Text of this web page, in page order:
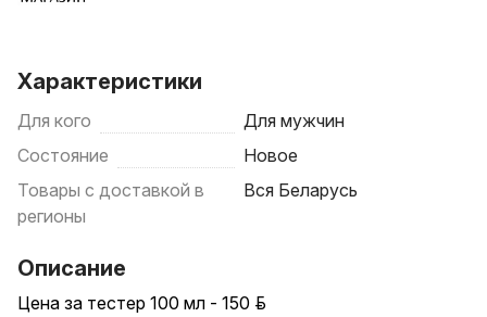
Характеристики
Для кого
Для мужчин
Состояние
Новое
Товары с доставкой в
регионы
Вся Беларусь
Описание
Цена за тестер 100 мл - 150 р.